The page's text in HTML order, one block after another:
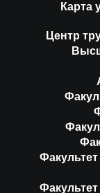
Карта
Центр